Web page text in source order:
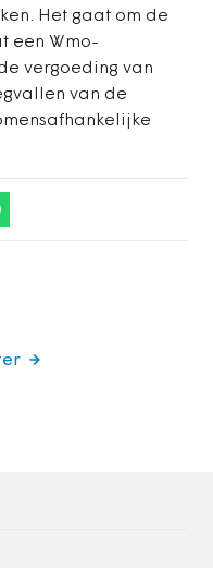
Het gaat om de
een Wmo-
vergoeding van
van de